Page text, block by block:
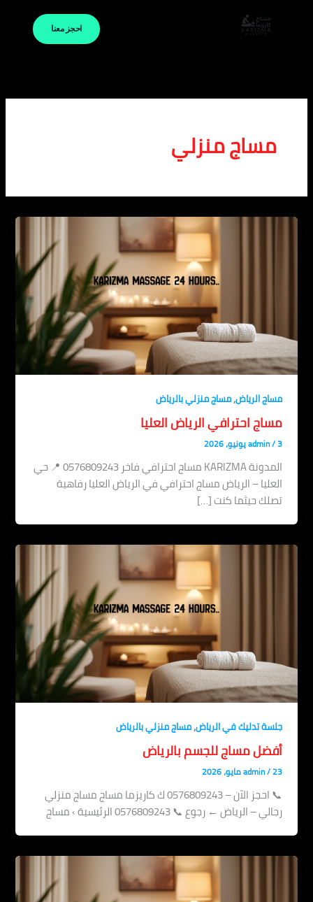
احجز معنا
مساج منزلي
مساج الرياض,مساج منزلي بالرياض
مساج احترافي الرياض العليا
admin/3 يونيو، 2026
المدونة KARIZMA مساج احترافي فاخر 0576809243 📍 حي
العليا – الرياض مساج احترافي في الرياض العليا رفاهية
تصلك حيثما كنت […]
جلسة تدليك في الرياض,مساج منزلي بالرياض
أفضل مساج للجسم بالرياض
admin/23 مايو، 2026
📞 احجز الآن – 0576809243 ك كاريزما مساج مساج منزلي
رجالي – الرياض ← رجوع 📞 0576809243 الرئيسية › مساج